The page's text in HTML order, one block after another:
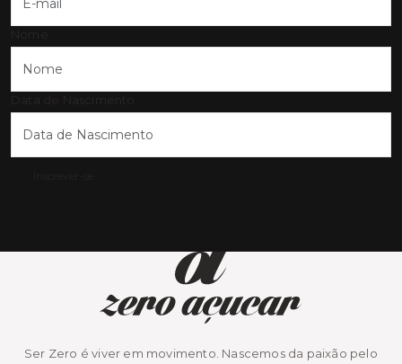
Ser Zero é viver em movimento. Nascemos da paixão pelo